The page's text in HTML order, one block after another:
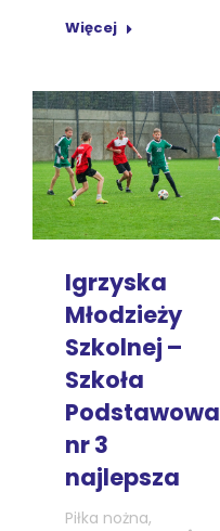
Więcej
Igrzyska
Młodzieży
Szkolnej –
Szkoła
Podstawowa
nr 3
najlepsza
Piłka nożna,